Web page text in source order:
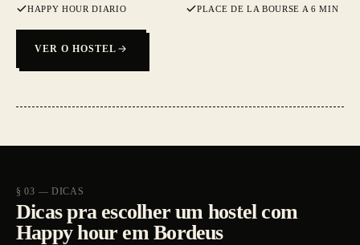
HAPPY HOUR DIARIO
PLACE DE LA BOURSE A 6 MIN
VER O HOSTEL
§ 03 — DICAS
Dicas pra escolher um hostel com
Happy hour em Bordeus